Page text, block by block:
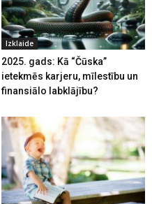
Izklaide
2025. gads: Kā “Čūska”
ietekmēs karjeru, mīlestību un
finansiālo labklājību?